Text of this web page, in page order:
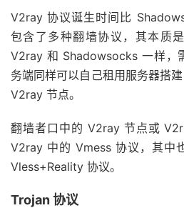
V2ray 协议诞生时间比
包含了多种翻墙协议，其本质
V2ray 和 Shadowsocks 一样，
务端同样可以自己租用服务器搭
V2ray 节点。
翻墙者口中的 V2ray 节点或
V2ray 中的 Vmess 协议，其中
Vless+Reality 协议。
Trojan 协议